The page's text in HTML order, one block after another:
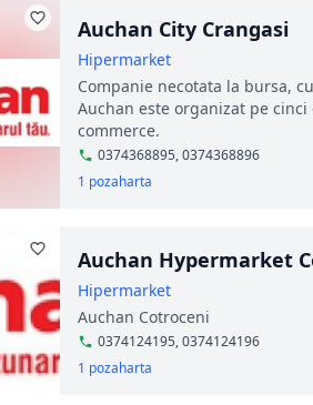
Auchan City Crangasi
Hipermarket
Companie necotata la bursa,
Auchan este organizat pe
commerce.
0374368895, 0374368896
1 pozaharta
Auchan Hypermarket
Hipermarket
Auchan Cotroceni
0374124195, 0374124196
1 pozaharta